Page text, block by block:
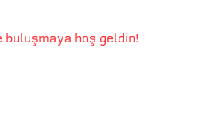
buluşmaya hoş geldin!